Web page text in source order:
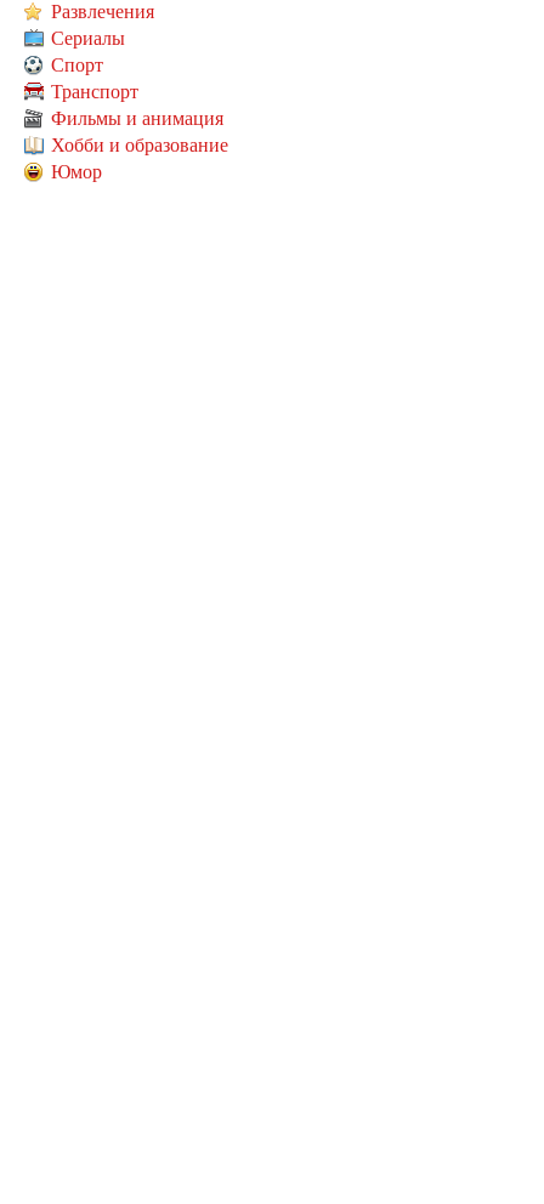
Развлечения
Сериалы
Спорт
Транспорт
Фильмы и анимация
Хобби и образование
Юмор